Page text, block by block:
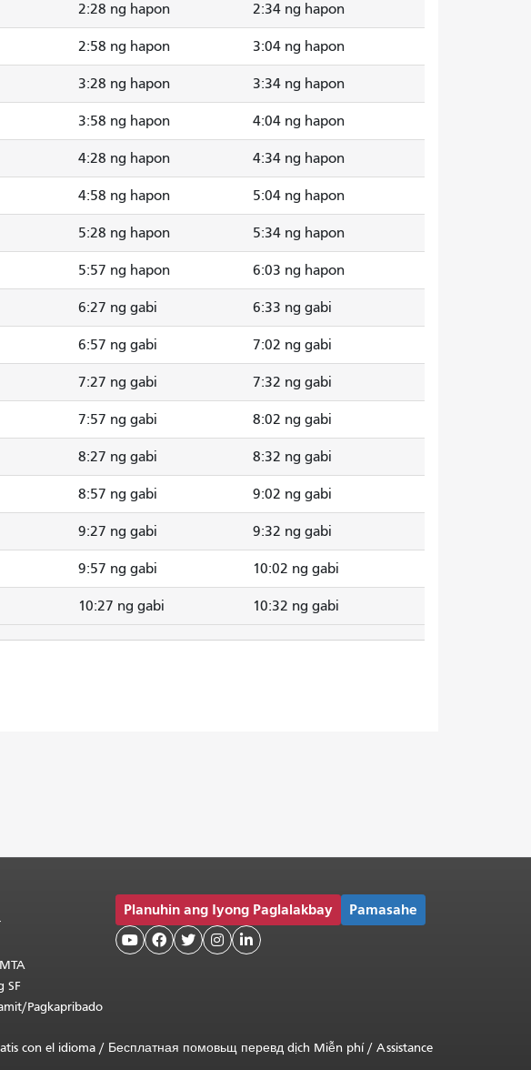
2:28 ng hapon 2:34 ng hapon
2:58 ng hapon 3:04 ng hapon
3:28 ng hapon 3:34 ng hapon
3:58 ng hapon 4:04 ng hapon
4:28 ng hapon 4:34 ng hapon
4:58 ng hapon 5:04 ng hapon
5:28 ng hapon 5:34 ng hapon
5:57 ng hapon 6:03 ng hapon
6:27 ng gabi 6:33 ng gabi
6:57 ng gabi 7:02 ng gabi
7:27 ng gabi 7:32 ng gabi
7:57 ng gabi 8:02 ng gabi
8:27 ng gabi 8:32 ng gabi
8:57 ng gabi 9:02 ng gabi
9:27 ng gabi 9:32 ng gabi
9:57 ng gabi 10:02 ng gabi
10:27 ng gabi 10:32 ng gabi
SF
Pagkapribado
Planuhin ang Iyong Paglalakbay Pamasahe
    
con el idioma / Бесплатная помовьщ перевд dịch Miễn phí/ Assistance